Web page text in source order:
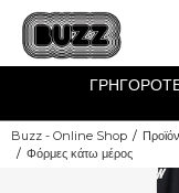
Buzz - Online Shop
Φόρμες κάτω μέρος